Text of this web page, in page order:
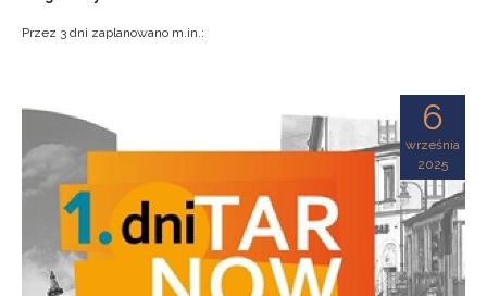
Przez 3 dni zaplanowano m.in.:
6
września
2025